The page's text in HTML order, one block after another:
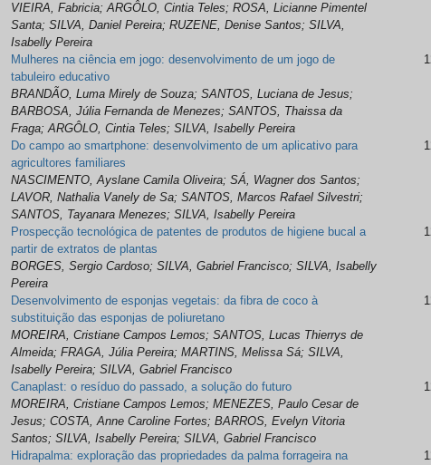
VIEIRA, Fabricia; ARGÔLO, Cintia Teles; ROSA, Licianne Pimentel
Santa; SILVA, Daniel Pereira; RUZENE, Denise Santos; SILVA,
Isabelly Pereira
Mulheres na ciência em jogo: desenvolvimento de um jogo de
tabuleiro educativo
BRANDÃO, Luma Mirely de Souza; SANTOS, Luciana de Jesus;
BARBOSA, Júlia Fernanda de Menezes; SANTOS, Thaissa da
Fraga; ARGÔLO, Cintia Teles; SILVA, Isabelly Pereira
Do campo ao smartphone: desenvolvimento de um aplicativo para
agricultores familiares
NASCIMENTO, Ayslane Camila Oliveira; SÁ, Wagner dos Santos;
LAVOR, Nathalia Vanely de Sa; SANTOS, Marcos Rafael Silvestri;
SANTOS, Tayanara Menezes; SILVA, Isabelly Pereira
Prospecção tecnológica de patentes de produtos de higiene bucal a
partir de extratos de plantas
BORGES, Sergio Cardoso; SILVA, Gabriel Francisco; SILVA, Isabelly
Pereira
Desenvolvimento de esponjas vegetais: da fibra de coco à
substituição das esponjas de poliuretano
MOREIRA, Cristiane Campos Lemos; SANTOS, Lucas Thierrys de
Almeida; FRAGA, Júlia Pereira; MARTINS, Melissa Sá; SILVA,
Isabelly Pereira; SILVA, Gabriel Francisco
Canaplast: o resíduo do passado, a solução do futuro
MOREIRA, Cristiane Campos Lemos; MENEZES, Paulo Cesar de
Jesus; COSTA, Anne Caroline Fortes; BARROS, Evelyn Vitoria
Santos; SILVA, Isabelly Pereira; SILVA, Gabriel Francisco
Hidrapalma: exploração das propriedades da palma forrageira na